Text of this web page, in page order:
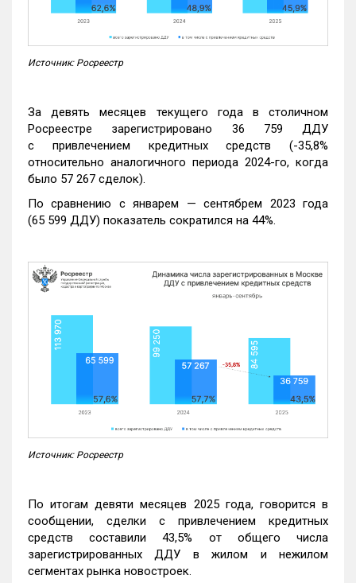
Источник: Росреестр
За девять месяцев текущего года в столичном
Росреестре зарегистрировано 36 759 ДДУ
с привлечением кредитных средств (-35,8%
относительно аналогичного периода 2024-го, когда
было 57 267 сделок).
По сравнению с январем — сентябрем 2023 года
(65 599 ДДУ) показатель сократился на 44%.
Источник: Росреестр
По итогам девяти месяцев 2025 года, говорится в
сообщении, сделки с привлечением кредитных
средств составили 43,5% от общего числа
зарегистрированных ДДУ в жилом и нежилом
сегментах рынка новостроек.